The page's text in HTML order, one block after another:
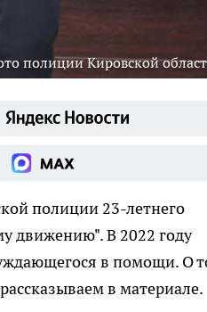
полиции Кировской
полиции 23-летнего
движению". В 2022 году
в помощи. О
в материале.